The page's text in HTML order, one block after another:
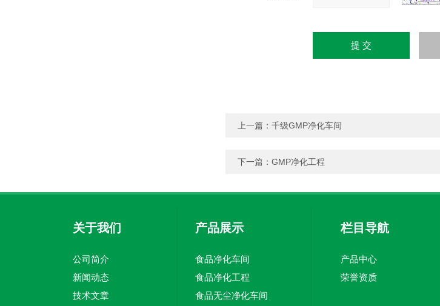
上一篇： 千级GMP净化车间
下一篇： GMP净化工程
关于我们
公司简介
新闻动态
技术文章
产品展示
食品净化车间
食品净化工程
食品无尘净化车间
栏目导航
产品中心
荣誉资质